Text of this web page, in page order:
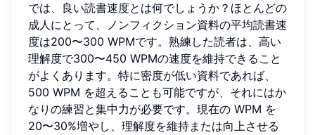
では、良い読書速度とは何でしょうか？ほとんどの
成人にとって、ノンフィクション資料の平均読書速
度は200〜300 WPMです。熟練した読者は、高い
理解度で300〜450 WPMの速度を維持できること
がよくあります。特に密度が低い資料であれば、
500 WPM を超えることも可能ですが、それにはか
なりの練習と集中力が必要です。現在の WPM を
20〜30%増やし、理解度を維持または向上させる